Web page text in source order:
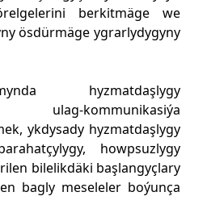
berkitmäge we
ösdürmäge ygrarlydygyny
hyzmatdaşlygy
ulag-kommunikasiýa
ykdysady hyzmatdaşlygy
howpsuzlygy
bilelikdäki başlangyçlary
bagly meseleler boýunça